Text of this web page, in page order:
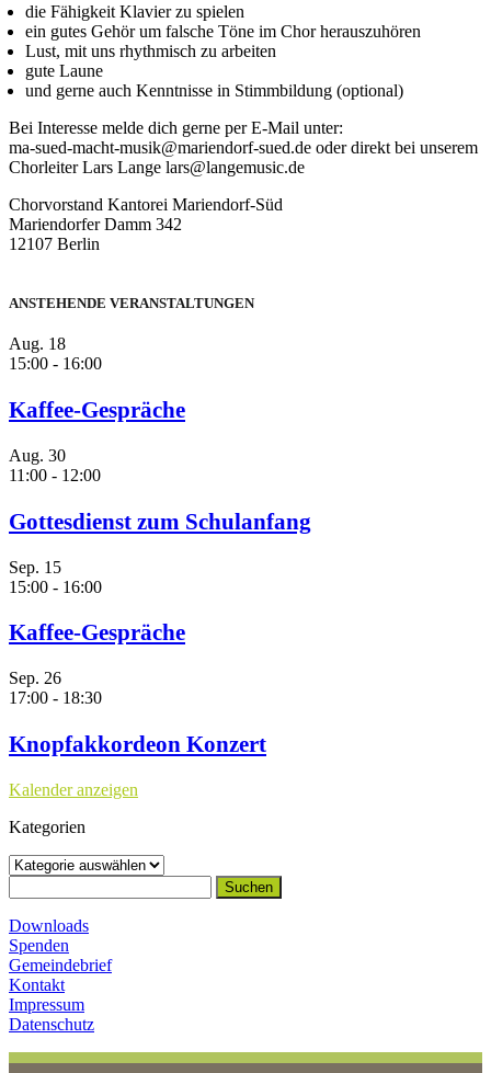
die Fähigkeit Klavier zu spielen
ein gutes Gehör um falsche Töne im Chor herauszuhören
Lust, mit uns rhythmisch zu arbeiten
gute Laune
und gerne auch Kenntnisse in Stimmbildung (optional)
Bei Interesse melde dich gerne per E-Mail unter:
ma-sued-macht-musik@mariendorf-sued.de oder direkt bei unserem
Chorleiter Lars Lange lars@langemusic.de
Chorvorstand Kantorei Mariendorf-Süd
Mariendorfer Damm 342
12107 Berlin
ANSTEHENDE VERANSTALTUNGEN
Aug. 18
15:00 - 16:00
Kaffee-Gespräche
Aug. 30
11:00 - 12:00
Gottesdienst zum Schulanfang
Sep. 15
15:00 - 16:00
Kaffee-Gespräche
Sep. 26
17:00 - 18:30
Knopfakkordeon Konzert
Kalender anzeigen
Kategorien
Kategorien
nach:
Downloads
Spenden
Gemeindebrief
Kontakt
Impressum
Datenschutz